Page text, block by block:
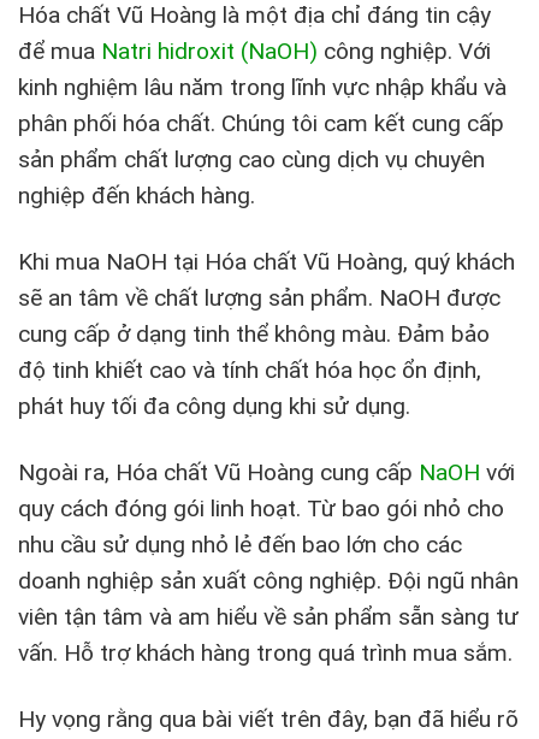
Hóa chất Vũ Hoàng là một địa chỉ đáng tin cậy
để mua Natri hidroxit (NaOH) công nghiệp. Với
kinh nghiệm lâu năm trong lĩnh vực nhập khẩu và
phân phối hóa chất. Chúng tôi cam kết cung cấp
sản phẩm chất lượng cao cùng dịch vụ chuyên
nghiệp đến khách hàng.
Khi mua NaOH tại Hóa chất Vũ Hoàng, quý khách
sẽ an tâm về chất lượng sản phẩm. NaOH được
cung cấp ở dạng tinh thể không màu. Đảm bảo
độ tinh khiết cao và tính chất hóa học ổn định,
phát huy tối đa công dụng khi sử dụng.
Ngoài ra, Hóa chất Vũ Hoàng cung cấp NaOH với
quy cách đóng gói linh hoạt. Từ bao gói nhỏ cho
nhu cầu sử dụng nhỏ lẻ đến bao lớn cho các
doanh nghiệp sản xuất công nghiệp. Đội ngũ nhân
viên tận tâm và am hiểu về sản phẩm sẵn sàng tư
vấn. Hỗ trợ khách hàng trong quá trình mua sắm.
Hy vọng rằng qua bài viết trên đây, bạn đã hiểu rõ